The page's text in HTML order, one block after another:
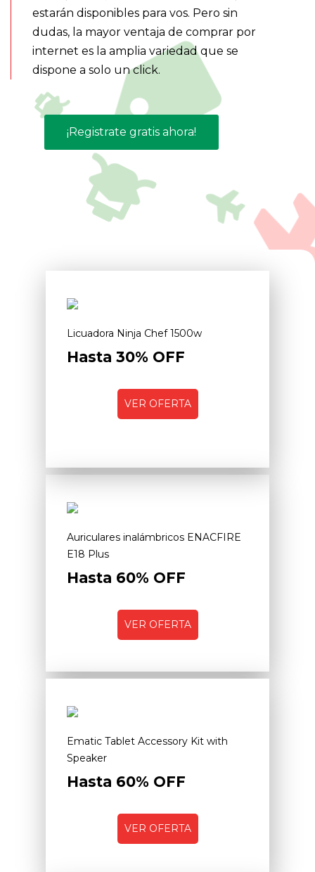
estarán disponibles para vos. Pero sin
dudas, la mayor ventaja de comprar por
internet es la amplia variedad que se
dispone a solo un click.
¡Registrate gratis ahora!
Licuadora Ninja Chef 1500w
Hasta 30% OFF
VER OFERTA
Auriculares inalámbricos ENACFIRE
E18 Plus
Hasta 60% OFF
VER OFERTA
Ematic Tablet Accessory Kit with
Speaker
Hasta 60% OFF
VER OFERTA